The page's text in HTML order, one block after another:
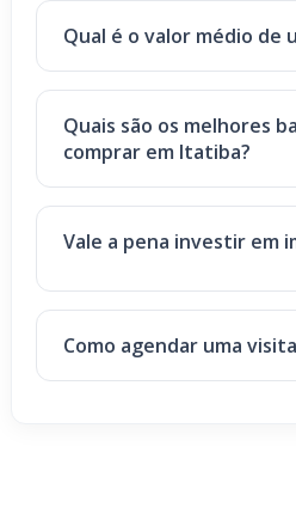
Qual é o valor médio de
Quais são os melhores
comprar em Itatiba?
Vale a pena investir em
Como agendar uma